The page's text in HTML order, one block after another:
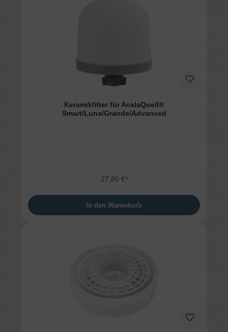
Keramikfilter für AcalaQuell®
Smart/Luna/Grande/Advanced
27,80 €*
In den Warenkorb